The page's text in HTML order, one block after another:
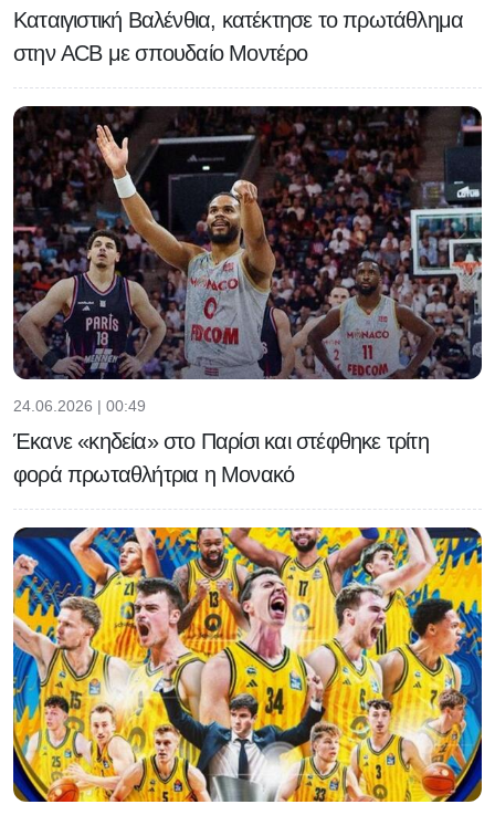
Καταιγιστική Βαλένθια, κατέκτησε το πρωτάθλημα
στην ACB με σπουδαίο Μοντέρο
24.06.2026 | 00:49
Έκανε «κηδεία» στο Παρίσι και στέφθηκε τρίτη
φορά πρωταθλήτρια η Μονακό